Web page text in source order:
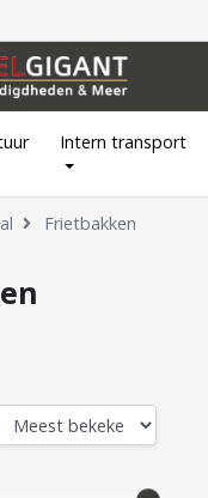
Intern transport
Frietbakken